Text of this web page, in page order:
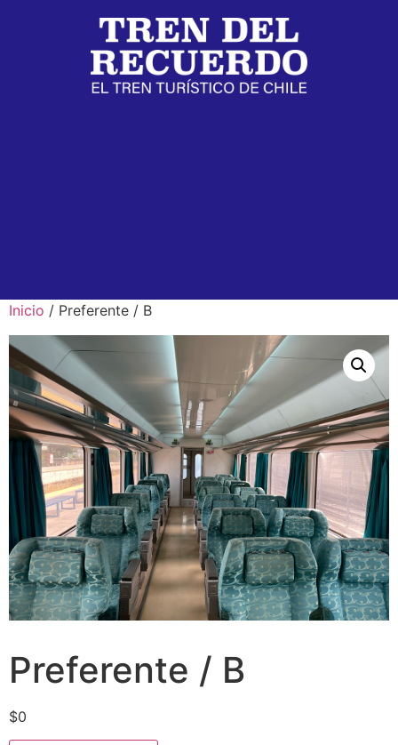
Inicio / Preferente / B
Preferente / B
$0